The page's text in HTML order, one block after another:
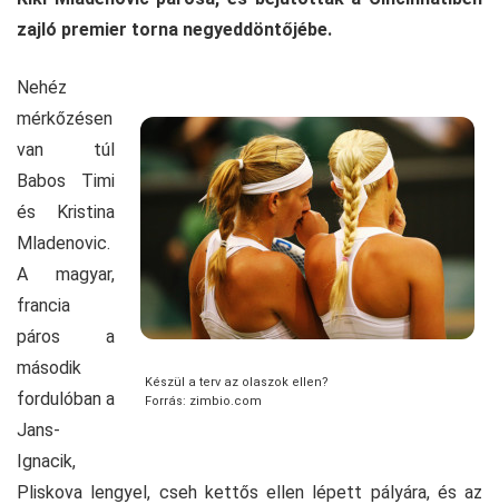
zajló premier torna negyeddöntőjébe.
Készül a terv az olaszok ellen?
Forrás: zimbio.com
Nehéz
mérkőzésen
van túl
Babos Timi
és Kristina
Mladenovic.
A magyar,
francia
páros a
második
fordulóban a
Jans-
Ignacik,
Pliskova lengyel, cseh kettős ellen lépett pályára, és az